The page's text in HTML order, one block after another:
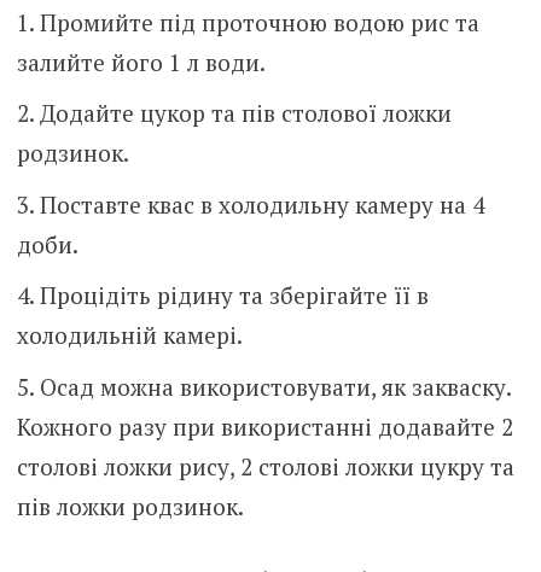
Промийте під проточною водою рис та
залийте його 1 л води.
Додайте цукор та пів столової ложки
родзинок.
Поставте квас в холодильну камеру на 4
доби.
Процідіть рідину та зберігайте її в
холодильній камері.
Осад можна використовувати, як закваску.
Кожного разу при використанні додавайте 2
столові ложки рису, 2 столові ложки цукру та
пів ложки родзинок.